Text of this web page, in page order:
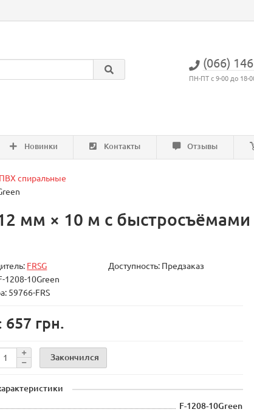
(066)
ПН-ПТ с 9-00 до 18-
Новинки Контакты Отзывы
спиральные
мм × 10 м с быстросъёмами
FRSG
Доступность: Предзаказ
1208-10Green
59766-FRS
657 грн.
Закончился
F-1208-10Green